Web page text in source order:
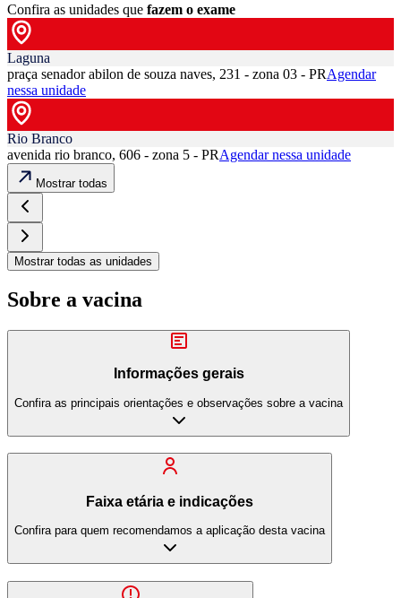
Confira as unidades que fazem o exame
Laguna
praça senador abilon de souza naves, 231 - zona 03 - PRAgendar
nessa unidade
Rio Branco
avenida rio branco, 606 - zona 5 - PRAgendar nessa unidade
Mostrar todas
Mostrar todas as unidades
Sobre a vacina
Informações gerais
Confira as principais orientações e observações sobre a vacina
Faixa etária e indicações
Confira para quem recomendamos a aplicação desta vacina